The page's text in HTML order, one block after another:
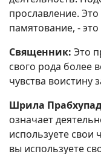
прославление.
памятование, -
Священник: Это
свого рода более
чувства воистину
Шрила
означает
используете свои
вы используете